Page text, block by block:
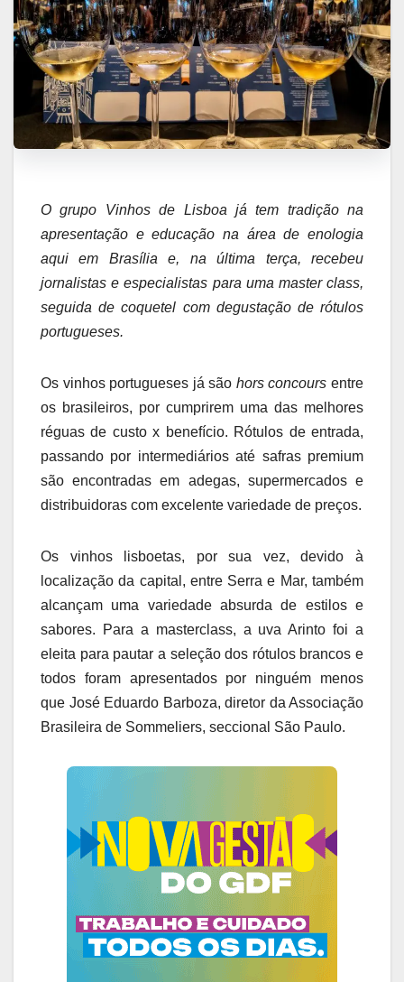
O grupo Vinhos de Lisboa já tem tradição na
apresentação e educação na área de enologia
aqui em Brasília e, na última terça, recebeu
jornalistas e especialistas para uma master class,
seguida de coquetel com degustação de rótulos
portugueses.
Os vinhos portugueses já são hors concours entre
os brasileiros, por cumprirem uma das melhores
réguas de custo x benefício. Rótulos de entrada,
passando por intermediários até safras premium
são encontradas em adegas, supermercados e
distribuidoras com excelente variedade de preços.
Os vinhos lisboetas, por sua vez, devido à
localização da capital, entre Serra e Mar, também
alcançam uma variedade absurda de estilos e
sabores. Para a masterclass, a uva Arinto foi a
eleita para pautar a seleção dos rótulos brancos e
todos foram apresentados por ninguém menos
que José Eduardo Barboza, diretor da Associação
Brasileira de Sommeliers, seccional São Paulo.